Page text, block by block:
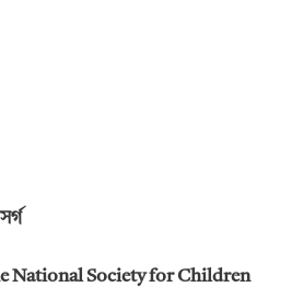
National Society for Children